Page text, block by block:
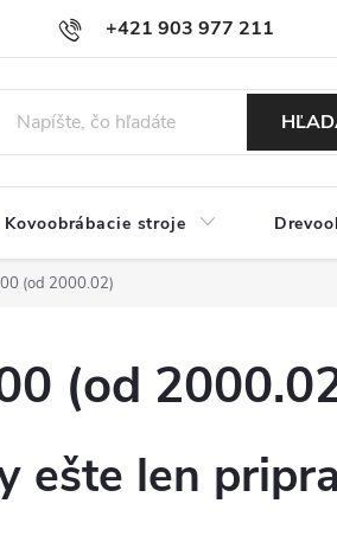
+421 903 977 211
Podmienky ochrany osobných údajov
Kovoobrábacie stroje
(od 2000.02)
(od
ešte len